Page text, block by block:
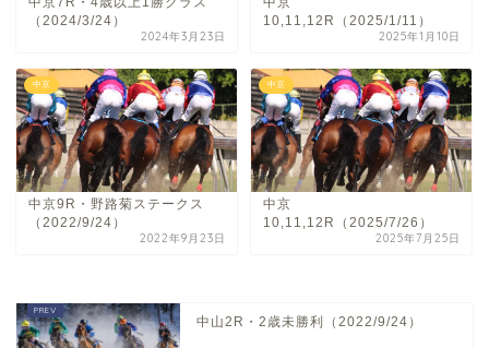
（2024/3/24）
2024年3月23日
10,11,12R（2025/1/11）
2025年1月10日
中京
中京9R・野路菊ステークス
（2022/9/24）
2022年9月23日
中京
中京
10,11,12R（2025/7/26）
2025年7月25日
中山2R・2歳未勝利（2022/9/24）